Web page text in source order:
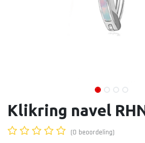
Klikring navel
(0 beoordeling)